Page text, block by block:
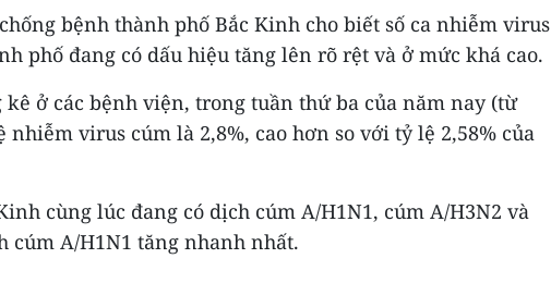
bệnh thành phố Bắc Kinh cho biết số ca nhiễm virus
phố đang có dấu hiệu tăng lên rõ rệt và ở mức khá cao.
kê ở các bệnh viện, trong tuần thứ ba của năm nay (từ
nhiễm virus cúm là 2,8%, cao hơn so với tỷ lệ 2,58% của
cùng lúc đang có dịch cúm A/H1N1, cúm A/H3N2 và
cúm A/H1N1 tăng nhanh nhất.